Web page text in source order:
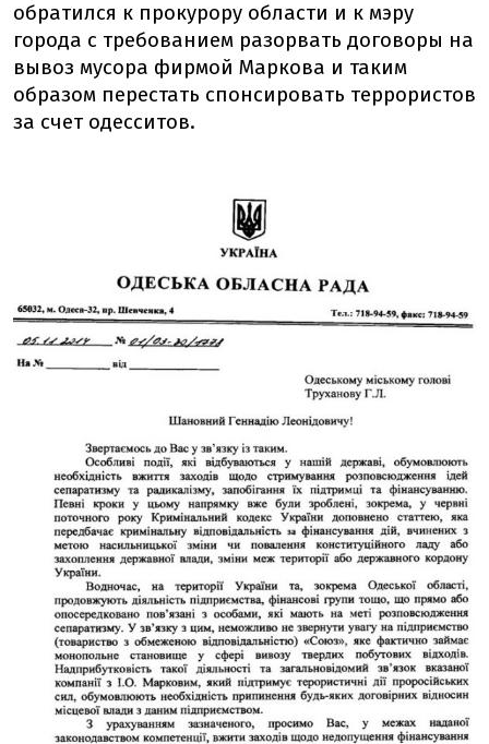
обратился к прокурору области и к мэру
города с требованием разорвать договоры на
вывоз мусора фирмой Маркова и таким
образом перестать спонсировать террористов
за счет одесситов.